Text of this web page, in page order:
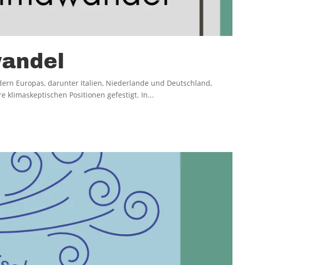
Europas, darunter Italien, Niederlande und Deutschland,
klimaskeptischen Positionen gefestigt. In...